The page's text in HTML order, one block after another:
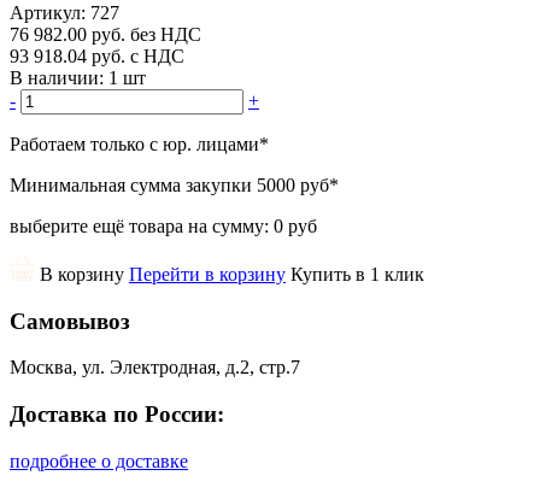
Артикул: 727
76 982.00 руб. без НДС
93 918.04 руб. с НДС
В наличии: 1 шт
-
+
Работаем только с юр. лицами*
Минимальная сумма закупки 5000 руб*
выберите ещё товара на сумму: 0 руб
В корзину Перейти в корзину Купить в 1 клик
Самовывоз
Москва, ул. Электродная, д.2, стр.7
Доставка по России:
подробнее о доставке